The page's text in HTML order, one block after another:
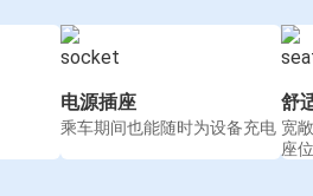
电源插座
乘车期间也能随时为设备充电
舒
宽
座